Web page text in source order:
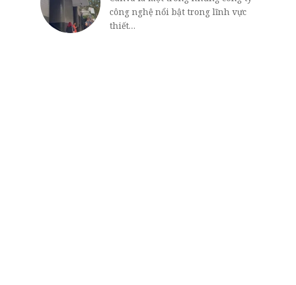
công nghệ nổi bật trong lĩnh vực
thiết…